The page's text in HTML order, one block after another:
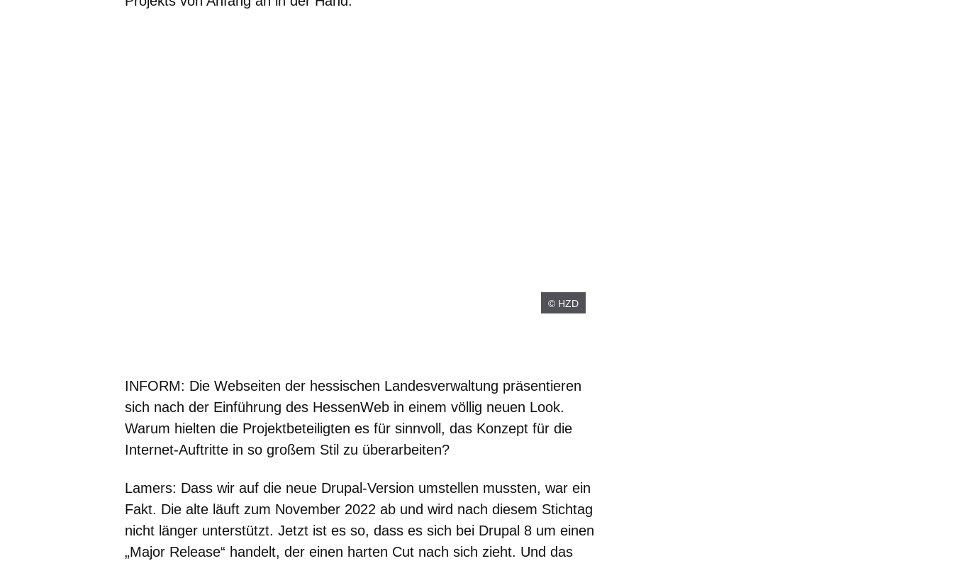
© HZD
INFORM: Die Webseiten der hessischen Landesverwaltung präsentieren
sich nach der Einführung des HessenWeb in einem völlig neuen Look.
Warum hielten die Projektbeteiligten es für sinnvoll, das Konzept für die
Internet-Auftritte in so großem Stil zu überarbeiten?
Lamers: Dass wir auf die neue Drupal-Version umstellen mussten, war ein
Fakt. Die alte läuft zum November 2022 ab und wird nach diesem Stichtag
nicht länger unterstützt. Jetzt ist es so, dass es sich bei Drupal 8 um einen
„Major Release“ handelt, der einen harten Cut nach sich zieht. Und das